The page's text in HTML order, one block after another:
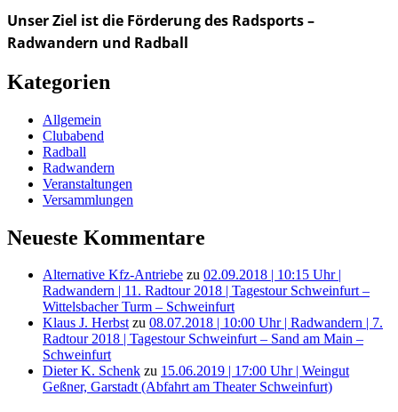
Unser Ziel ist die Förderung des Radsports –
Radwandern und Radball
Kategorien
Allgemein
Clubabend
Radball
Radwandern
Veranstaltungen
Versammlungen
Neueste Kommentare
Alternative Kfz-Antriebe zu 02.09.2018 | 10:15 Uhr |
Radwandern | 11. Radtour 2018 | Tagestour Schweinfurt –
Wittelsbacher Turm – Schweinfurt
Klaus J. Herbstzu 08.07.2018 | 10:00 Uhr | Radwandern | 7.
Radtour 2018 | Tagestour Schweinfurt – Sand am Main –
Schweinfurt
Dieter K. Schenk zu 15.06.2019 | 17:00 Uhr | Weingut
Geßner, Garstadt (Abfahrt am Theater Schweinfurt)